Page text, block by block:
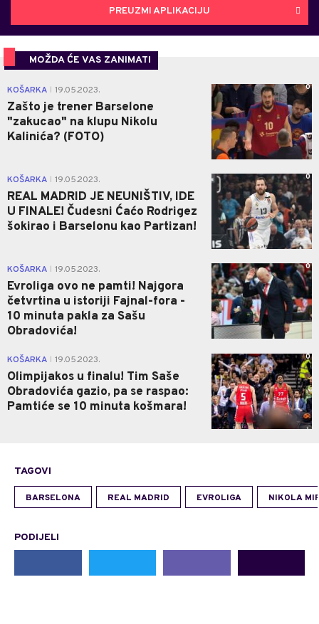
PREUZMI APLIKACIJU
MOŽDA ĆE VAS ZANIMATI
KOŠARKA 19.05.2023.
Zašto je trener Barselone
"zakucao" na klupu Nikolu
Kalinića? (FOTO)
0
KOŠARKA 19.05.2023.
REAL MADRID JE NEUNIŠTIV, IDE
U FINALE! Čudesni Ćaćo Rodrigez
šokirao i Barselonu kao Partizan!
0
KOŠARKA 19.05.2023.
Evroliga ovo ne pamti! Najgora
četvrtina u istoriji Fajnal-fora -
10 minuta pakla za Sašu
Obradovića!
0
KOŠARKA 19.05.2023.
Olimpijakos u finalu! Tim Saše
Obradovića gazio, pa se raspao:
Pamtiće se 10 minuta košmara!
0
TAGOVI
BARSELONA REAL MADRID EVROLIGA NIKOLA
PODIJELI